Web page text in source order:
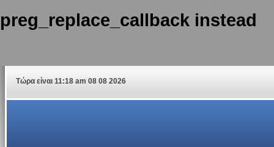
preg_replace_callback instead
Τώρα είναι 11:18 am 08 08 2026